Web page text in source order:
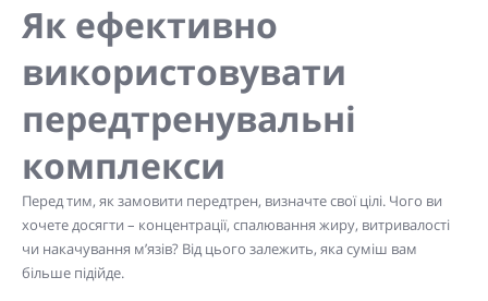
Як ефективно
використовувати
передтренувальні
комплекси
Перед тим, як замовити передтрен, визначте свої цілі. Чого ви
хочете досягти – концентрації, спалювання жиру, витривалості
чи накачування м’язів? Від цього залежить, яка суміш вам
більше підійде.